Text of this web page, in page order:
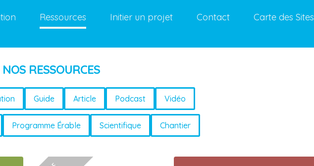
Ressources Initier un projet Contact Carte des Sites
RESSOURCES
Guide Article Podcast Vidéo
Programme Érable Scientifique Chantier